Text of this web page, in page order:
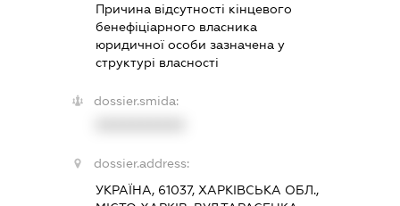
Причина відсутності кінцевого
бенефіціарного власника
юридичної особи зазначена у
структурі власності
dossier.smida:
dossier.address:
УКРАЇНА, 61037, ХАРКІВСЬКА ОБЛ.,